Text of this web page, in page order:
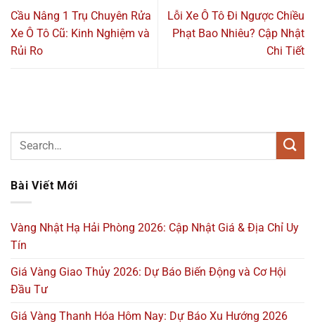
Cầu Nâng 1 Trụ Chuyên Rửa
Xe Ô Tô Cũ: Kinh Nghiệm và
Rủi Ro
Lỗi Xe Ô Tô Đi Ngược Chiều
Phạt Bao Nhiêu? Cập Nhật
Chi Tiết
Bài Viết Mới
Vàng Nhật Hạ Hải Phòng 2026: Cập Nhật Giá & Địa Chỉ Uy
Tín
Giá Vàng Giao Thủy 2026: Dự Báo Biến Động và Cơ Hội
Đầu Tư
Giá Vàng Thanh Hóa Hôm Nay: Dự Báo Xu Hướng 2026